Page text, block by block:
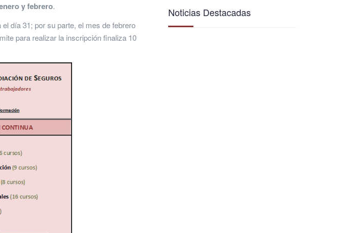
y febrero.
día 31; por su parte, el mes de febrero
para realizar la inscripción finaliza 10
Noticias Destacadas